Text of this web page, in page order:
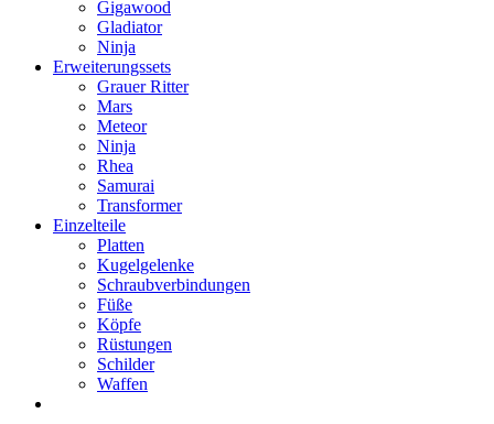
Gigawood
Gladiator
Ninja
Erweiterungssets
Grauer Ritter
Mars
Meteor
Ninja
Rhea
Samurai
Transformer
Einzelteile
Platten
Kugelgelenke
Schraubverbindungen
Füße
Köpfe
Rüstungen
Schilder
Waffen